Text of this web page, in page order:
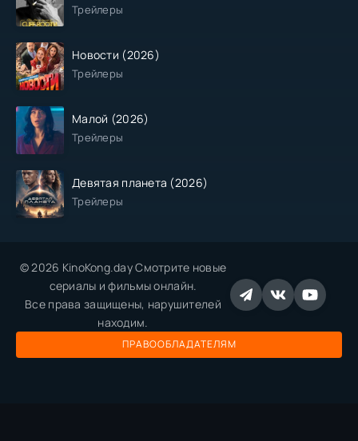
Трейлеры
Новости (2026)
Трейлеры
Малой (2026)
Трейлеры
Девятая планета (2026)
Трейлеры
© 2026 KinoKong.day Смотрите новые
сериалы и фильмы онлайн.
Все права защищены, нарушителей
находим.
ПРАВООБЛАДАТЕЛЯМ